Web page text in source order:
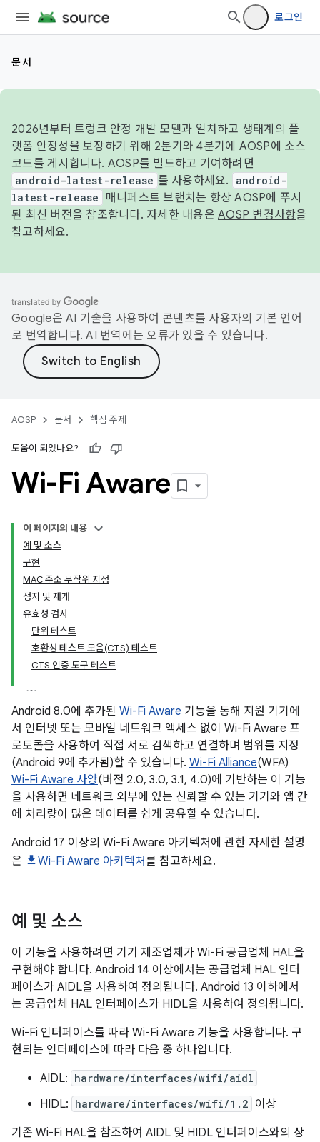
로그인
문서
2026년부터 트렁크 안정 개발 모델과 일치하고 생태계의 플
랫폼 안정성을 보장하기 위해 2분기와 4분기에 AOSP에 소스
코드를 게시합니다. AOSP를 빌드하고 기여하려면
android-latest-release 를 사용하세요.
android-
latest-release
매니페스트 브랜치는 항상 AOSP에 푸시
된 최신 버전을 참조합니다. 자세한 내용은 AOSP 변경사항을
참고하세요.
Google은 AI 기술을 사용하여 콘텐츠를 사용자의 기본 언어
로 번역합니다. AI 번역에는 오류가 있을 수 있습니다.
AOSP 문서 핵심 주제
도움이 되었나요?
Wi-Fi Aware
이 페이지의 내용
예 및 소스
구현
MAC 주소 무작위 지정
정지 및 재개
유효성 검사
단위 테스트
호환성 테스트 모음(CTS) 테스트
CTS 인증 도구 테스트
Android 8.0에 추가된 Wi-Fi Aware 기능을 통해 지원 기기에
서 인터넷 또는 모바일 네트워크 액세스 없이 Wi-Fi Aware 프
로토콜을 사용하여 직접 서로 검색하고 연결하며 범위를 지정
(Android 9에 추가됨)할 수 있습니다. Wi-Fi Alliance(WFA)
Wi-Fi Aware 사양(버전 2.0, 3.0, 3.1, 4.0)에 기반하는 이 기능
을 사용하면 네트워크 외부에 있는 신뢰할 수 있는 기기와 앱 간
에 처리량이 많은 데이터를 쉽게 공유할 수 있습니다.
Android 17 이상의 Wi-Fi Aware 아키텍처에 관한 자세한 설명
은
Wi-Fi Aware 아키텍처를 참고하세요.
예 및 소스
이 기능을 사용하려면 기기 제조업체가 Wi-Fi 공급업체 HAL을
구현해야 합니다. Android 14 이상에서는 공급업체 HAL 인터
페이스가 AIDL을 사용하여 정의됩니다. Android 13 이하에서
는 공급업체 HAL 인터페이스가 HIDL을 사용하여 정의됩니다.
Wi-Fi 인터페이스를 따라 Wi-Fi Aware 기능을 사용합니다. 구
현되는 인터페이스에 따라 다음 중 하나입니다.
AIDL: hardware/interfaces/wifi/aidl
HIDL: hardware/interfaces/wifi/1.2 이상
기존 Wi-Fi HAL을 참조하여 AIDL 및 HIDL 인터페이스와의 상